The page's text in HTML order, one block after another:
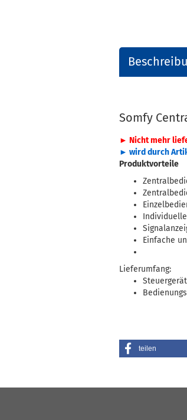
Somfy
► Nicht mehr
► wird durch
Produktvorteile
Einfache
Lieferumfang:
teilen